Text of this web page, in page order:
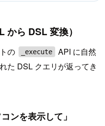
から DSL 変換）
の _execute
API に自然
た DSL クエリが返ってき
ンを表示して」